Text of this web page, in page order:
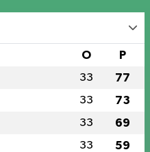
O P
33 77
33 73
33 69
33 59